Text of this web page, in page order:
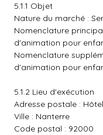
5.1.1 Objet
Nature du marché :
Nomenclature
d'animation pour
Nomenclature
d'animation pour
5.1.2 Lieu d'exécution
Adresse postale :
Ville : Nanterre
Code postal : 92000